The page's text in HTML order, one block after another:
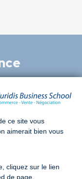
et 1 semaine
vos équipes et de
La semaine
intense et
nos étudiants